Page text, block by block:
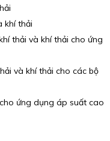
khí thải
thải và khí thải cho ứng
và khí thải cho các bộ
ứng dụng áp suất cao